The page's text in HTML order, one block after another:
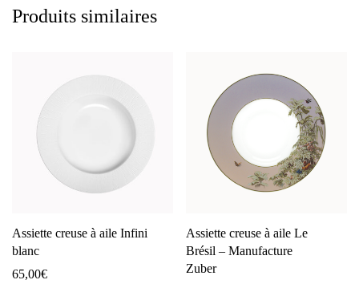
Produits similaires
Assiette creuse à aile Infini
blanc
65,00€
Assiette creuse à aile Le
Brésil – Manufacture
Zuber